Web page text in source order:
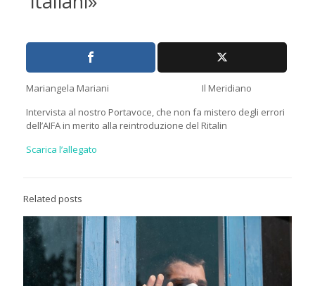
Mariangela Mariani Il Meridiano
Intervista al nostro Portavoce, che non fa mistero degli errori
dell’AIFA in merito alla reintroduzione del Ritalin
Scarica l’allegato
Related posts